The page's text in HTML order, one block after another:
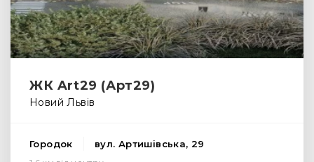
ЖК Art29 (Арт29)
Новий Львів
Городок вул. Артишівська, 29